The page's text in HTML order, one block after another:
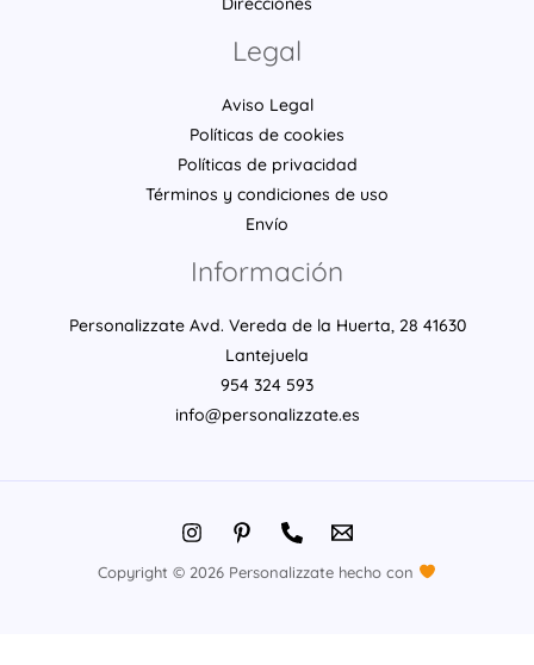
Legal
Aviso Legal
Políticas de cookies
Políticas de privacidad
Términos y condiciones de uso
Envío
Información
Personalizzate Avd. Vereda de la Huerta, 28 41630
Lantejuela
954 324 593
info@personalizzate.es
Copyright © 2026 Personalizzate hecho con